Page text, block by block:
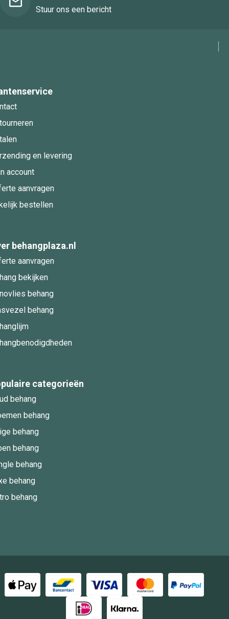
Stuur ons een bericht
en levering
account
aanvragen
bestellen
behangplaza.nl
aanvragen
bekijken
behang
behang
categorieën
behang
behang
behang
behang
behang
behang
behang